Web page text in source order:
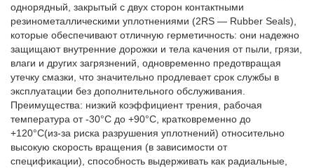
однорядный, закрытый с двух сторон контактными
резинометаллическими уплотнениями (2RS — Rubber Seals),
которые обеспечивают отличную герметичность: они надежно
защищают внутренние дорожки и тела качения от пыли, грязи,
влаги и других загрязнений, одновременно предотвращая
утечку смазки, что значительно продлевает срок службы в
эксплуатации без дополнительного обслуживания.
Преимущества: низкий коэффициент трения, рабочая
температура от -30°C до +90°C, кратковременно до
+120°C(из-за риска разрушения уплотнений) относительно
высокую скорость вращения (в зависимости от
спецификации), способность выдерживать как радиальные,